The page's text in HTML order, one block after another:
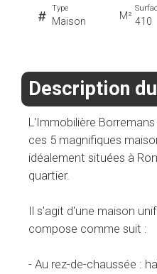
Type
Maison M² 410
Description
L'Immobilière
ces 5 magnifiques
idéalement situées à
quartier.
Il s'agit d'une maison
compose comme suit :
- Au rez-de-chaussée :